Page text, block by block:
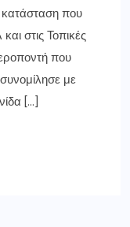
κατάσταση που
στις Τοπικές
που
με
[…]